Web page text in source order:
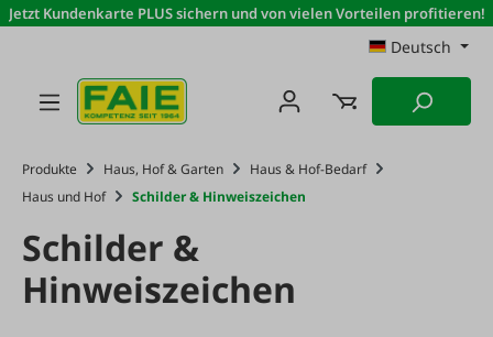
Zum Hauptinhalt springen
Jetzt Kundenkarte PLUS sichern und von vielen Vorteilen profitieren!
Deutsch
Produkte Haus, Hof & Garten
Haus & Hof-Bedarf
Haus und Hof
Schilder & Hinweiszeichen
Schilder &
Hinweiszeichen